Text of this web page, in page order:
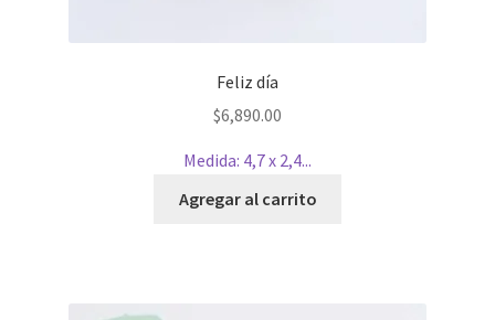
Feliz día
$6,890.00
Medida: 4,7 x 2,4...
Agregar al carrito